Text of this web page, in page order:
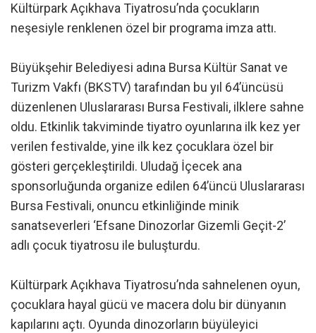
Kültürpark Açıkhava Tiyatrosu’nda çocukların
neşesiyle renklenen özel bir programa imza attı.
Büyükşehir Belediyesi adına Bursa Kültür Sanat ve
Turizm Vakfı (BKSTV) tarafından bu yıl 64’üncüsü
düzenlenen Uluslararası Bursa Festivali, ilklere sahne
oldu. Etkinlik takviminde tiyatro oyunlarına ilk kez yer
verilen festivalde, yine ilk kez çocuklara özel bir
gösteri gerçekleştirildi. Uludağ İçecek ana
sponsorluğunda organize edilen 64’üncü Uluslararası
Bursa Festivali, onuncu etkinliğinde minik
sanatseverleri ‘Efsane Dinozorlar Gizemli Geçit-2’
adlı çocuk tiyatrosu ile buluşturdu.
Kültürpark Açıkhava Tiyatrosu’nda sahnelenen oyun,
çocuklara hayal gücü ve macera dolu bir dünyanın
kapılarını açtı. Oyunda dinozorların büyüleyici